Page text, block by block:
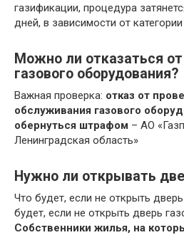
газификации, процедура
дней, в зависимости от
Можно ли отказаться
газового оборудования?
Важная проверка: отказ от
обслуживания газового
обернуться штрафом – АО
Ленинградская область»
Нужно ли открывать
Что будет, если не открыть
будет, если не открыть дверь
Собственники жилья, на